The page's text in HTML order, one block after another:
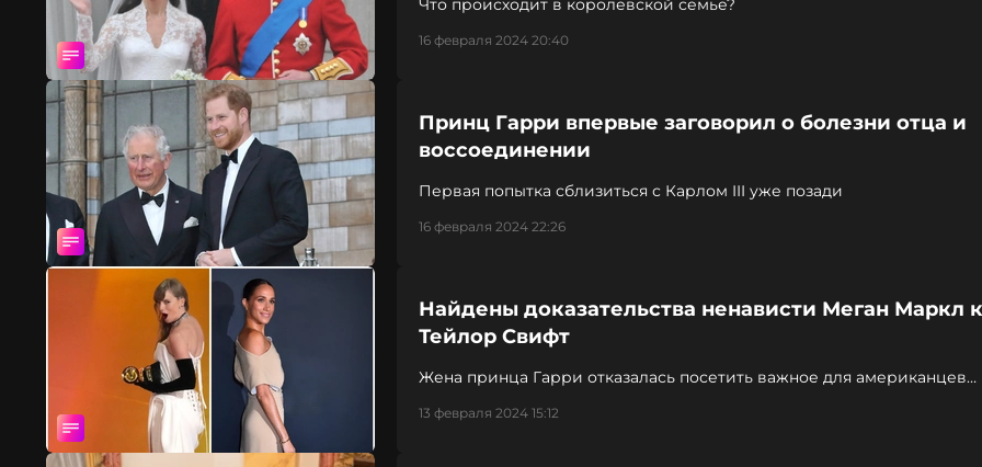
Что происходит в королевской семье?
16 февраля 2024 20:40
Принц Гарри впервые заговорил о болезни отца и
воссоединении
Первая попытка сблизиться с Карлом III уже позади
16 февраля 2024 22:26
Найдены доказательства ненависти Меган Маркл к
Тейлор Свифт
Жена принца Гарри отказалась посетить важное для американцев
13 февраля 2024 15:12